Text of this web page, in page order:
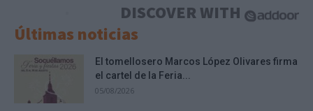
DISCOVER WITH
Últimas noticias
El tomellosero Marcos López Olivares firma
el cartel de la Feria...
05/08/2026